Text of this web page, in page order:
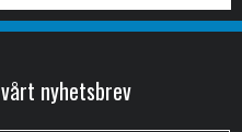
nyhetsbrev